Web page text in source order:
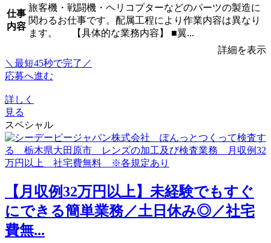
仕事
内容
旅客機・戦闘機・ヘリコプターなどのパーツの製造に
関わるお仕事です。配属工程により作業内容は異なり
ます。 【具体的な業務内容】 ■翼...
詳細を表示
＼最短45秒で完了／
応募へ進む
詳しく
見る
スペシャル
【月収例32万円以上】未経験でもすぐ
にできる簡単業務／土日休み◎／社宅
費無...